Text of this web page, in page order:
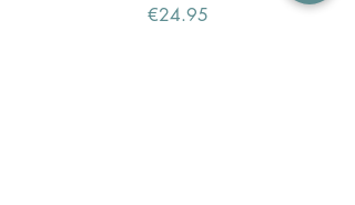
Price
€24.95